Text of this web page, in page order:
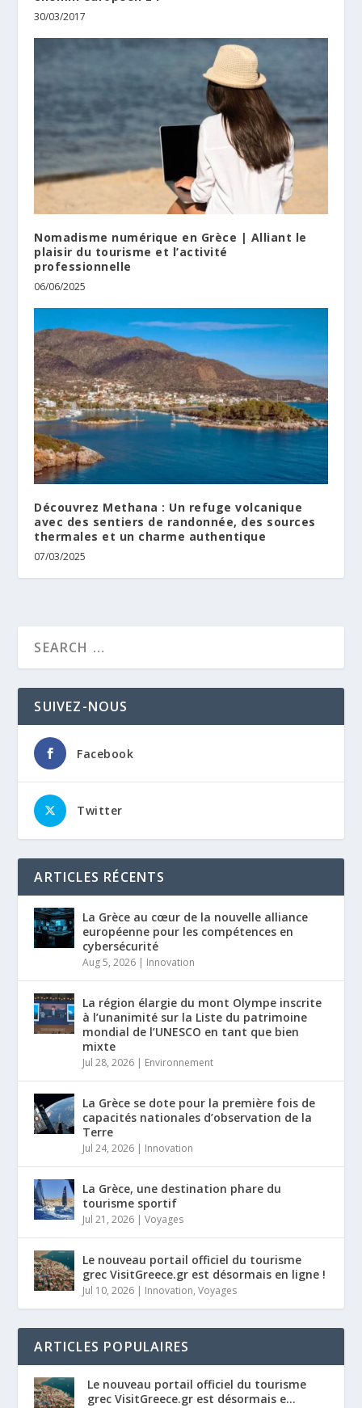
30/03/2017
Nomadisme numérique en Grèce | Alliant le
plaisir du tourisme et l’activité
professionnelle
06/06/2025
Découvrez Methana : Un refuge volcanique
avec des sentiers de randonnée, des sources
thermales et un charme authentique
07/03/2025
SUIVEZ-NOUS
Facebook
Twitter
ARTICLES RÉCENTS
La Grèce au cœur de la nouvelle alliance
européenne pour les compétences en
cybersécurité
Aug 5, 2026 | Innovation
La région élargie du mont Olympe inscrite
à l’unanimité sur la Liste du patrimoine
mondial de l’UNESCO en tant que bien
mixte
Jul 28, 2026 | Environnement
La Grèce se dote pour la première fois de
capacités nationales d’observation de la
Terre
Jul 24, 2026 | Innovation
La Grèce, une destination phare du
tourisme sportif
Jul 21, 2026 |Voyages
Le nouveau portail officiel du tourisme
grec VisitGreece.gr est désormais en ligne !
Jul 10, 2026 | Innovation,Voyages
ARTICLES POPULAIRES
Le nouveau portail officiel du tourisme
grec VisitGreece.gr est désormais e...